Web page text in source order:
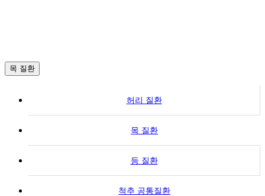
목 질환
허리 질환
목 질환
등 질환
척추 공통질환